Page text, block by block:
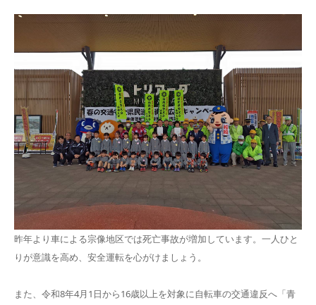
昨年より車による宗像地区では死亡事故が増加しています。一人ひと
りが意識を高め、安全運転を心がけましょう。
また、令和8年4月1日から16歳以上を対象に自転車の交通違反へ「青